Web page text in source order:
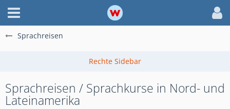
Sprachreisen
Sprachreisen / Sprachkurse in Nord- und
Lateinamerika